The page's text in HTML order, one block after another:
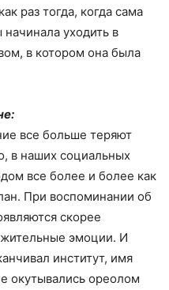
раз тогда, когда сама
уходить в
в котором она была
все больше теряют
в наших социальных
все более и более как
При воспоминании об
скорее
эмоции. И
институт, имя
окутывались ореолом